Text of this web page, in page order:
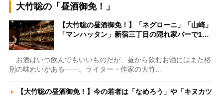
大竹聡の「昼酒御免！」
【大竹聡の昼酒御免！】「ネグローニ」「山崎」
「マンハッタン」新宿三丁目の隠れ家バーで1…
お酒はいつ飲んでもいいものだが、昼から飲むお酒にはまた格
別の味わいがある――。ライター・作家の大竹…
【大竹聡の昼酒御免！】今の若者は「なめろう」や「キヌカツ